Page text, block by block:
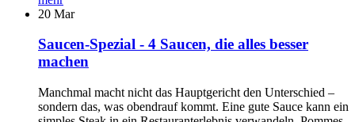
20 Mar
Saucen-Spezial - 4 Saucen, die alles besser
machen
Manchmal macht nicht das Hauptgericht den Unterschied –
sondern das, was obendrauf kommt. Eine gute Sauce kann ein